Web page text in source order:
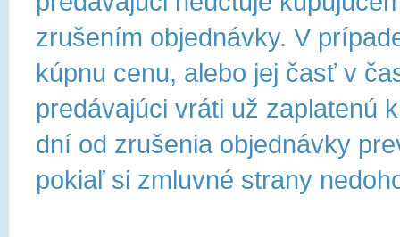
zrušením objednávky. V
kúpnu cenu, alebo jej časť v
predávajúci vráti už zaplatenú
dní od zrušenia objednávky
pokiaľ si zmluvné strany